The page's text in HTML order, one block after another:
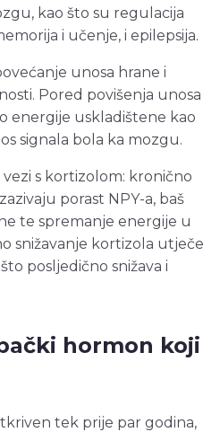
kao što su regulacija
i učenje, i epilepsija.
unosa hrane i
Pored povišenja unosa
energije uskladištene kao
signala bola ka mozgu.
s kortizolom: kronično
porast NPY-a, baš
te spremanje energije u
snižavanje kortizola utječe
posljedično snižava i
hormon koji
tek prije par godina,